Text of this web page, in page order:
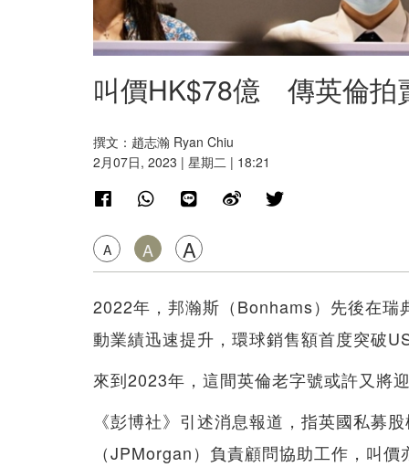
叫價HK$78億 傳英倫拍
撰文：趙志瀚 Ryan Chiu
2月07日, 2023 | 星期二 | 18:21
A A A
2022年，邦瀚斯（Bonhams）先後在
動業績迅速提升，環球銷售額首度突破
來到2023年，這間英倫老字號或許又將
《彭博社》引述消息報道，指英國私募
（JPMorgan）負責顧問協助工作，叫